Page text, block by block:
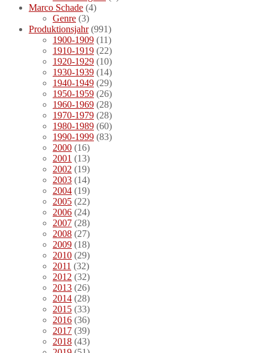
Marco Schade (4)
Genre (3)
Produktionsjahr(991)
1900-1909 (11)
1910-1919 (22)
1920-1929 (10)
1930-1939 (14)
1940-1949 (29)
1950-1959 (26)
1960-1969 (28)
1970-1979 (28)
1980-1989 (60)
1990-1999 (83)
2000 (16)
2001 (13)
2002 (19)
2003 (14)
2004 (19)
2005 (22)
2006 (24)
2007 (28)
2008 (27)
2009 (18)
2010 (29)
2011 (32)
2012 (32)
2013 (26)
2014 (28)
2015 (33)
2016 (36)
2017 (39)
2018 (43)